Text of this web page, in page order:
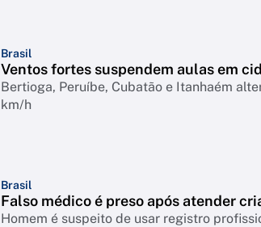
Brasil
Ventos fortes suspendem aulas em
Bertioga, Peruíbe, Cubatão e Itanhaém
km/h
Brasil
Falso médico é preso após atender
Homem é suspeito de usar registro